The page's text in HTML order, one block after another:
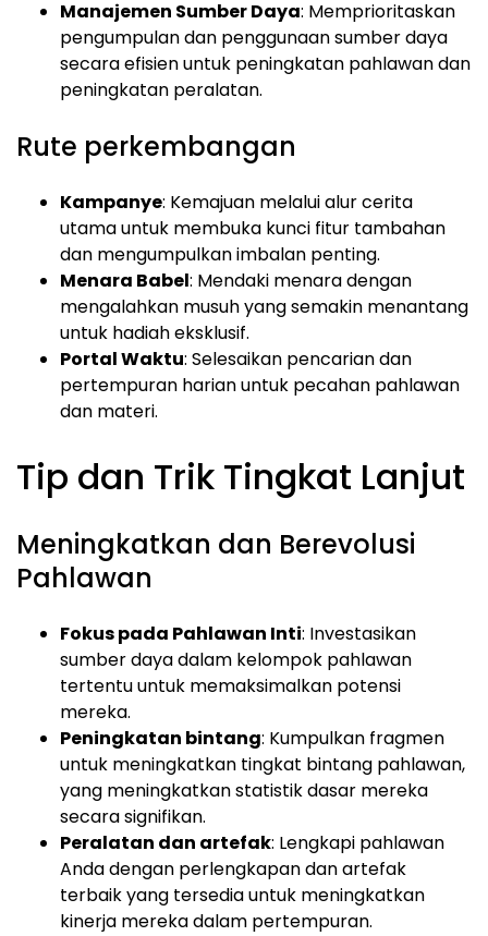
Manajemen Sumber Daya: Memprioritaskan
pengumpulan dan penggunaan sumber daya
secara efisien untuk peningkatan pahlawan dan
peningkatan peralatan.
Rute perkembangan
Kampanye: Kemajuan melalui alur cerita
utama untuk membuka kunci fitur tambahan
dan mengumpulkan imbalan penting.
Menara Babel: Mendaki menara dengan
mengalahkan musuh yang semakin menantang
untuk hadiah eksklusif.
Portal Waktu: Selesaikan pencarian dan
pertempuran harian untuk pecahan pahlawan
dan materi.
Tip dan Trik Tingkat Lanjut
Meningkatkan dan Berevolusi
Pahlawan
Fokus pada Pahlawan Inti: Investasikan
sumber daya dalam kelompok pahlawan
tertentu untuk memaksimalkan potensi
mereka.
Peningkatan bintang: Kumpulkan fragmen
untuk meningkatkan tingkat bintang pahlawan,
yang meningkatkan statistik dasar mereka
secara signifikan.
Peralatan dan artefak: Lengkapi pahlawan
Anda dengan perlengkapan dan artefak
terbaik yang tersedia untuk meningkatkan
kinerja mereka dalam pertempuran.